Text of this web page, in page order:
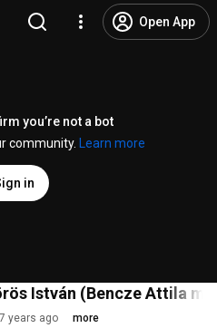
Open App
you’re not a bot
community.
Learn more
in
István (Bencze Attila
7 years ago more